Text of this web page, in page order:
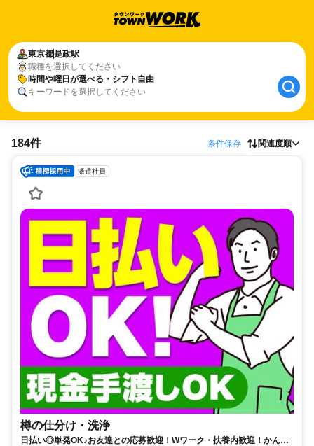
東京都是政駅
職種を選択してください
時間や曜日が選べる・シフト自由
キーワードを選択してください
184件 条件保存 関連度順
派遣社員
樽の仕分け・洗浄
日払い◎単発OK♪お友達との応募歓迎！Wワーク・扶養内歓迎！かんた